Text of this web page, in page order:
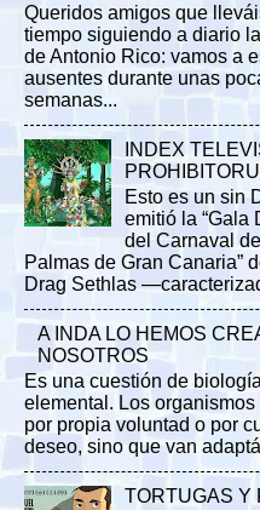
Queridos amigos que
tiempo siguiendo a diario
de Antonio Rico: vamos a
ausentes durante unas
semanas...
INDEX
Esto es un sin
emitió la “Gala
del Carnaval
Palmas de Gran Canaria”
Drag Sethlas
A INDA LO HEMOS
NOSOTROS
Es una cuestión de
elemental. Los organismos
por propia voluntad o por
deseo, sino que van
TORTUGAS Y